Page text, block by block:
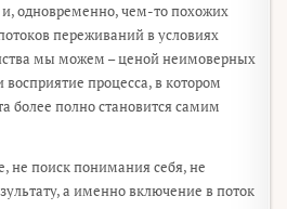
одновременно, чем-то похожих
переживаний в условиях
мы можем – ценой неимоверных
процесса, в котором
более полно становится самим
не поиск понимания себя, не
а именно включение в поток